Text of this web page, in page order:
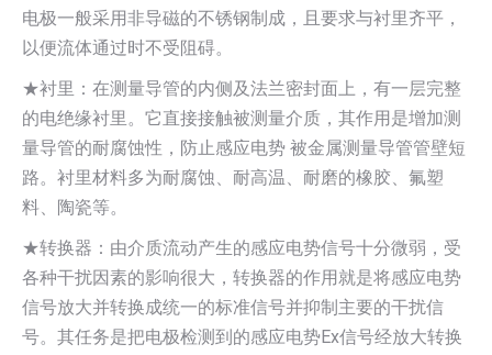
电极一般采用非导磁的不锈钢制成，且要求与衬里齐平，
以便流体通过时不受阻碍。
★衬里：在测量导管的内侧及法兰密封面上，有一层完整
的电绝缘衬里。它直接接触被测量介质，其作用是增加测
量导管的耐腐蚀性，防止感应电势 被金属测量导管管壁短
路。衬里材料多为耐腐蚀、耐高温、耐磨的橡胶、氟塑
料、陶瓷等。
★转换器：由介质流动产生的感应电势信号十分微弱，受
各种干扰因素的影响很大，转换器的作用就是将感应电势
信号放大并转换成统一的标准信号并抑制主要的干扰信
号。其任务是把电极检测到的感应电势Ex信号经放大转换